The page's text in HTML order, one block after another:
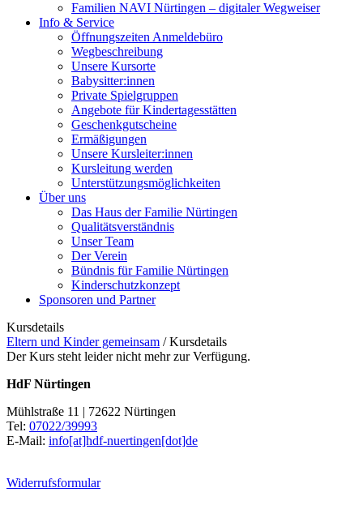
Familien NAVI Nürtingen – digitaler Wegweiser
Info & Service
Öffnungszeiten Anmeldebüro
Wegbeschreibung
Unsere Kursorte
Babysitter:innen
Private Spielgruppen
Angebote für Kindertagesstätten
Geschenkgutscheine
Ermäßigungen
Unsere Kursleiter:innen
Kursleitung werden
Unterstützungsmöglichkeiten
Über uns
Das Haus der Familie Nürtingen
Qualitätsverständnis
Unser Team
Der Verein
Bündnis für Familie Nürtingen
Kinderschutzkonzept
Sponsoren und Partner
Kursdetails
Eltern und Kinder gemeinsam /Kursdetails
Der Kurs steht leider nicht mehr zur Verfügung.
HdF Nürtingen
Mühlstraße 11 | 72622 Nürtingen
Tel: 07022/39993
E-Mail: info[at]hdf-nuertingen[dot]de
Widerrufsformular